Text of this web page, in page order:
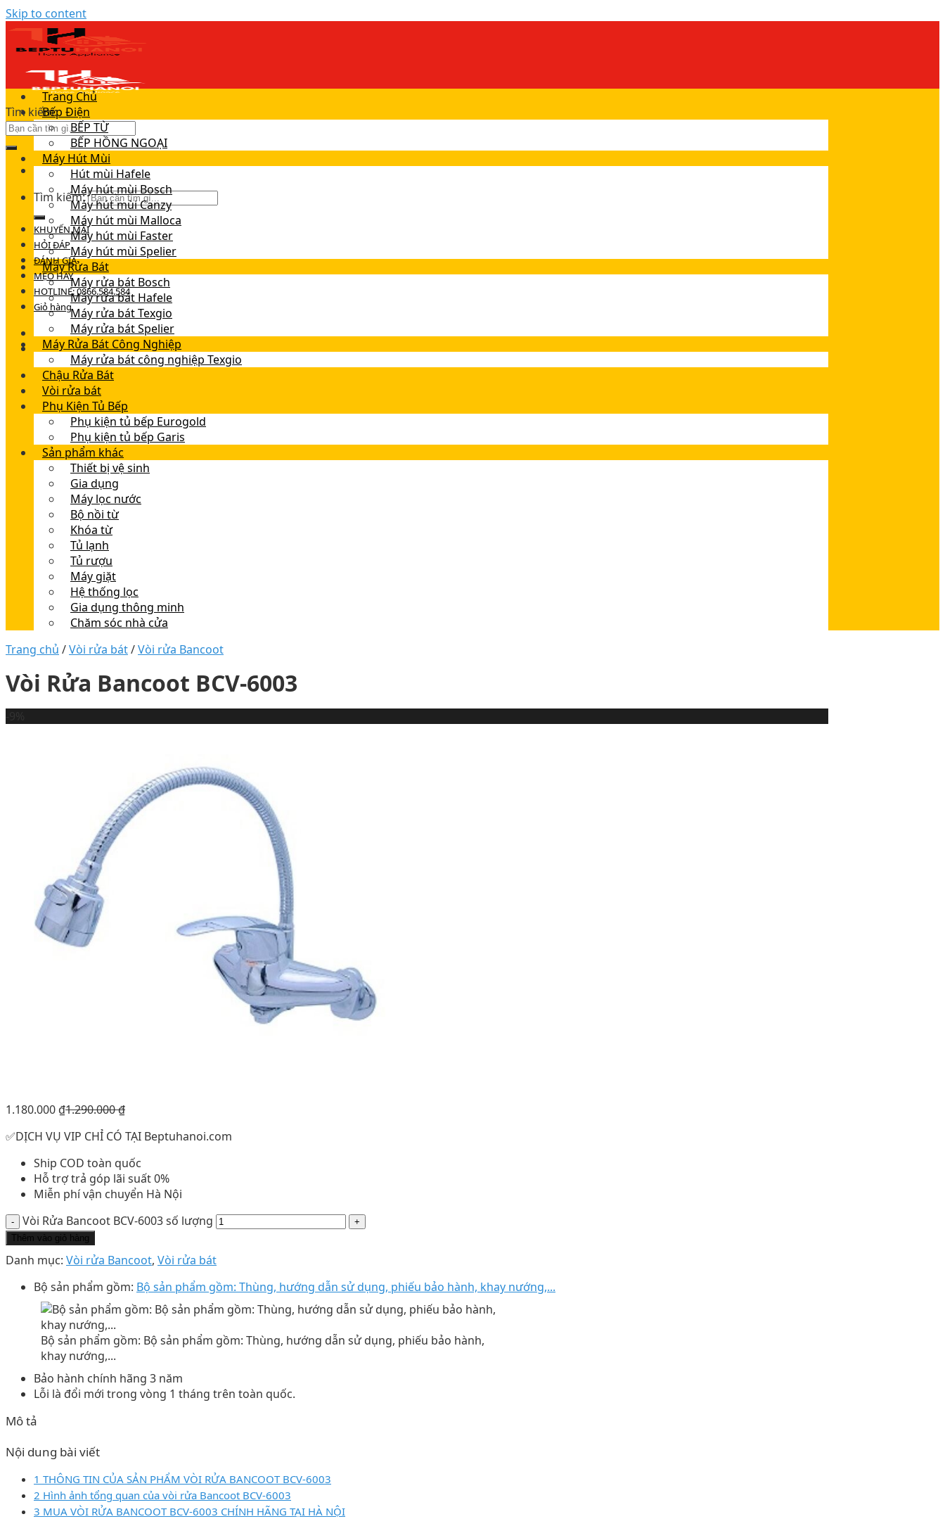
Skip to content
Tìm kiếm:
Tìm kiếm:
KHUYẾN MÃI
HỎI ĐÁP
ĐÁNH GIÁ
MẸO HAY
HOTLINE: 0866.584.584
Giỏ hàng
Trang Chủ
Bếp Điện
BẾP TỪ
BẾP HỒNG NGOẠI
Máy Hút Mùi
Hút mùi Hafele
Máy hút mùi Bosch
Máy hút mùi Canzy
Máy hút mùi Malloca
Máy hút mùi Faster
Máy hút mùi Spelier
Máy Rửa Bát
Máy rửa bát Bosch
Máy rửa bát Hafele
Máy rửa bát Texgio
Máy rửa bát Spelier
Máy Rửa Bát Công Nghiệp
Máy rửa bát công nghiệp Texgio
Chậu Rửa Bát
Vòi rửa bát
Phụ Kiện Tủ Bếp
Phụ kiện tủ bếp Eurogold
Phụ kiện tủ bếp Garis
Sản phẩm khác
Thiết bị vệ sinh
Gia dụng
Máy lọc nước
Bộ nồi từ
Khóa từ
Tủ lạnh
Tủ rượu
Máy giặt
Hệ thống lọc
Gia dụng thông minh
Chăm sóc nhà cửa
Trang chủ /Vòi rửa bát/Vòi rửa Bancoot
Vòi Rửa Bancoot BCV-6003
1.180.000 ₫1.290.000₫
✅DỊCH VỤ VIP CHỈ CÓ TẠI Beptuhanoi.com
Ship COD toàn quốc
Hỗ trợ trả góp lãi suất 0%
Miễn phí vận chuyển Hà Nội
Vòi Rửa Bancoot BCV-6003 số lượng
Thêm vào giỏ hàng
Danh mục: Vòi rửa Bancoot, Vòi rửa bát
Bộ sản phẩm gồm: Bộ sản phẩm gồm: Thùng, hướng dẫn sử dụng, phiếu bảo hành, khay nướng,...
Bộ sản phẩm gồm: Bộ sản phẩm gồm: Thùng, hướng dẫn sử dụng, phiếu bảo hành,
khay nướng,...
Bảo hành chính hãng 3 năm
Lỗi là đổi mới trong vòng 1 tháng trên toàn quốc.
Mô tả
Nội dung bài viết
1 THÔNG TIN CỦA SẢN PHẨM VÒI RỬA BANCOOT BCV-6003
2 Hình ảnh tổng quan của vòi rửa Bancoot BCV-6003
3 MUA VÒI RỬA BANCOOT BCV-6003 CHÍNH HÃNG TẠI HÀ NỘI